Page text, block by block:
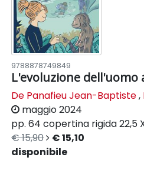
9788878749849
L'evoluzione
De Panafieu Jean-Baptiste,
maggio 2024
pp. 64 copertina rigida22,5
€ 15,90
€ 15,10
disponibile